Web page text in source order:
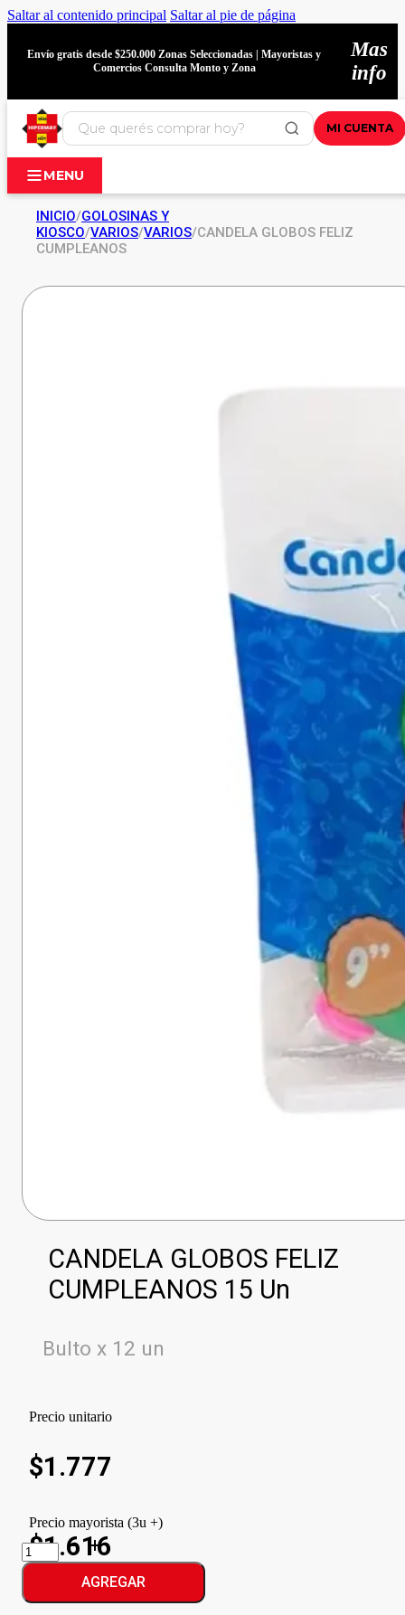
Saltar al contenido principal Saltar al pie de página
Envío gratis desde $250.000 Zonas Seleccionadas | Mayoristas y
Comercios Consulta Monto y Zona
Mas
info
MI CUENTA
MENU
INICIO/GOLOSINAS Y
KIOSCO/VARIOS/VARIOS/CANDELA GLOBOS FELIZ
CUMPLEANOS
CANDELA GLOBOS FELIZ
CUMPLEANOS 15 Un
Bulto x 12 un
Precio unitario
$1.777
Precio mayorista (3u +)
$1.616
CANDELA
GLOBOS
FELIZ
CUMPLEANOS
cantidad
AGREGAR